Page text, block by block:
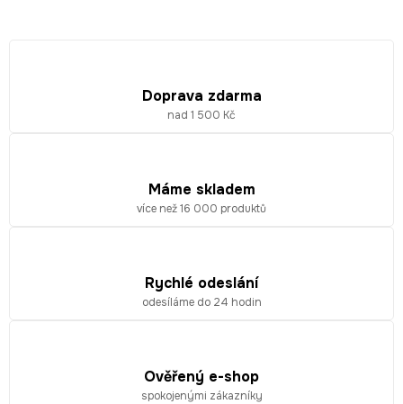
Doprava zdarma
nad 1 500 Kč
Máme skladem
více než 16 000 produktů
Rychlé odeslání
odesíláme do 24 hodin
Ověřený e-shop
spokojenými zákazníky